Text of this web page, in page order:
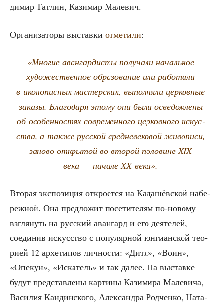
ди­мир Тат­лин, Кази­мир Малевич.
Орга­ни­за­то­ры выстав­ки отме­ти­ли:
«Мно­гие аван­гар­ди­сты полу­ча­ли началь­ное
худо­же­ствен­ное обра­зо­ва­ние или рабо­та­ли
в ико­но­пис­ных мастер­ских, выпол­ня­ли цер­ков­ные
зака­зы. Бла­го­да­ря это­му они были осве­дом­ле­ны
об осо­бен­но­стях совре­мен­но­го цер­ков­но­го искус­
ства, а так­же рус­ской сред­не­ве­ко­вой живо­пи­си,
зано­во откры­той во вто­рой поло­вине XIX
века — нача­ле XX века».
Вто­рая экс­по­зи­ция откро­ет­ся на Када­шёв­ской набе­
реж­ной. Она пред­ло­жит посе­ти­те­лям по-ново­му
взгля­нуть на рус­ский аван­гард и его дея­те­лей,
соеди­нив искус­ство с попу­ляр­ной юнги­ан­ской тео­
ри­ей 12 архе­ти­пов лич­но­сти: «Дитя», «Воин»,
«Опе­кун», «Иска­тель» и так далее. На выстав­ке
будут пред­став­ле­ны кар­ти­ны Кази­ми­ра Мале­ви­ча,
Васи­лия Кан­дин­ско­го, Алек­сандра Род­чен­ко, Ната­